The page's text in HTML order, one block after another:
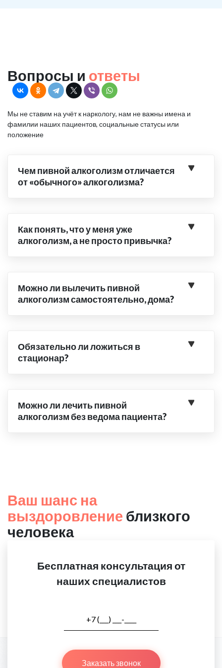
Вопросы и ответы
Мы не ставим на учёт к наркологу, нам не важны имена и
фамилии наших пациентов, социальные статусы или
положение
Чем пивной алкоголизм отличается
от «обычного» алкоголизма?
Как понять, что у меня уже
алкоголизм, а не просто привычка?
Можно ли вылечить пивной
алкоголизм самостоятельно, дома?
Обязательно ли ложиться в
стационар?
Можно ли лечить пивной
алкоголизм без ведома пациента?
Ваш шанс на
выздоровление близкого
человека
Бесплатная консультация от
наших специалистов
Заказать звонок